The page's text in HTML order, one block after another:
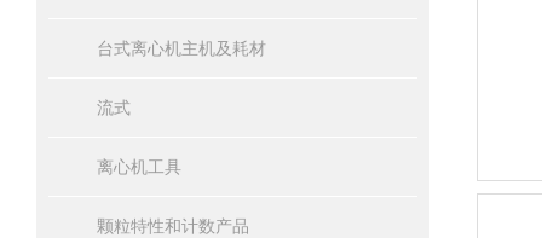
台式离心机主机及耗材
流式
离心机工具
颗粒特性和计数产品